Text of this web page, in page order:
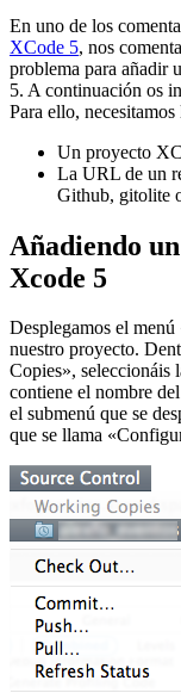
En uno de los
XCode 5, nos
problema para añadir
5. A continuación os
Para ello,
Un proyecto
La URL de un
Github, gitolite
Añadiendo
Xcode 5
Desplegamos el
nuestro proyecto.
Copies», seleccionáis
contiene el nombre
el submenú que se
que se llama